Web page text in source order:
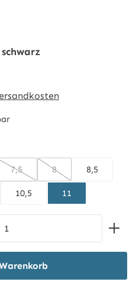
verfügbar.)
zurzeit nicht verfügbar.)
Option ist zurzeit nicht verfügbar.)
7,5
(Diese Option ist zurzeit nicht
8
(Diese Option ist
8,5
zurzeit nicht verfügbar.)
10,5 11
gewünschten Wert ein